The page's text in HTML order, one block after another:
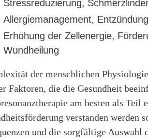
Stressreduzierung,
Allergiemanagement,
Erhöhung der Zellenergie,
Wundheilung
der menschlichen
Faktoren, die die Gesundheit
am besten als Teil
verstanden
und die sorgfältige Auswahl